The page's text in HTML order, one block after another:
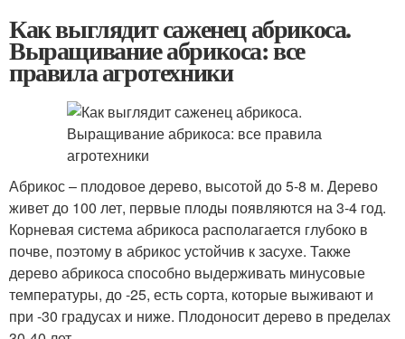
Как выглядит саженец абрикоса.
Выращивание абрикоса: все
правила агротехники
Абрикос – плодовое дерево, высотой до 5-8 м. Дерево
живет до 100 лет, первые плоды появляются на 3-4 год.
Корневая система абрикоса располагается глубоко в
почве, поэтому в абрикос устойчив к засухе. Также
дерево абрикоса способно выдерживать минусовые
температуры, до -25, есть сорта, которые выживают и
при -30 градусах и ниже. Плодоносит дерево в пределах